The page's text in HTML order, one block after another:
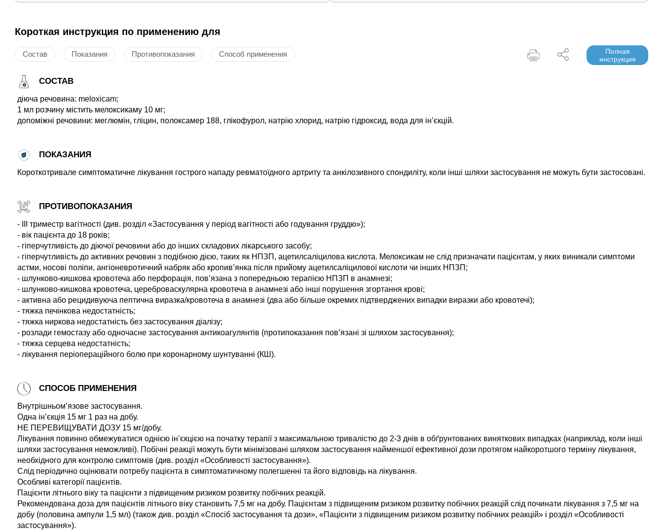
Короткая инструкция по применению для
Состав Показания Противопоказания Способ применения
Полная
инструкция
СОСТАВ
діюча речовина: meloxicam;
1 мл розчину містить мелоксикаму 10 мг;
допоміжні речовини: меглюмін, гліцин, полоксамер 188, глікофурол, натрію хлорид, натрію гідроксид, вода для ін’єкцій.
ПОКАЗАНИЯ
Короткотривале симптоматичне лікування гострого нападу ревматоїдного артриту та анкілозивного спондиліту, коли інші шляхи застосування не можуть бути застосовані.
ПРОТИВОПОКАЗАНИЯ
- ІІІ триместр вагітності (див. розділ «Застосування у період вагітності або годування груддю»);
- вік пацієнта до 18 років;
- гіперчутливість до діючої речовини або до інших складових лікарського засобу;
- гіперчутливість до активних речовин з подібною дією, таких як НПЗП, ацетилсаліцилова кислота. Мелоксикам не слід призначати пацієнтам, у яких виникали симптоми
астми, носові поліпи, ангіоневротичний набряк або кропив’янка після прийому ацетилсаліцилової кислоти чи інших НПЗП;
- шлунково-кишкова кровотеча або перфорація, пов’язана з попередньою терапією НПЗП в анамнезі;
- шлунково-кишкова кровотеча, цереброваскулярна кровотеча в анамнезі або інші порушення згортання крові;
- активна або рецидивуюча пептична виразка/кровотеча в анамнезі (два або більше окремих підтверджених випадки виразки або кровотечі);
- тяжка печінкова недостатність;
- тяжка ниркова недостатність без застосування діалізу;
- розлади гемостазу або одночасне застосування антикоагулянтів (протипоказання пов’язані зі шляхом застосування);
- тяжка серцева недостатність;
- лікування періопераційного болю при коронарному шунтуванні (КШ).
СПОСОБ ПРИМЕНЕНИЯ
Внутрішньом’язове застосування.
Одна ін’єкція 15 мг 1 раз на добу.
НЕ ПЕРЕВИЩУВАТИ ДОЗУ 15 мг/добу.
Лікування повинно обмежуватися однією ін’єкцією на початку терапії з максимальною тривалістю до 2-3 днів в обґрунтованих виняткових випадках (наприклад, коли інші
шляхи застосування неможливі). Побічні реакції можуть бути мінімізовані шляхом застосування найменшої ефективної дози протягом найкоротшого терміну лікування,
необхідного для контролю симптомів (див. розділ «Особливості застосування»).
Слід періодично оцінювати потребу пацієнта в симптоматичному полегшенні та його відповідь на лікування.
Особливі категорії пацієнтів.
Пацієнти літнього віку та пацієнти з підвищеним ризиком розвитку побічних реакцій.
Рекомендована доза для пацієнтів літнього віку становить 7,5 мг на добу. Пацієнтам з підвищеним ризиком розвитку побічних реакцій слід починати лікування з 7,5 мг на
добу (половина ампули 1,5 мл) (також див. розділ «Спосіб застосування та дози», «Пацієнти з підвищеним ризиком розвитку побічних реакцій» і розділ «Особливості
застосування»).